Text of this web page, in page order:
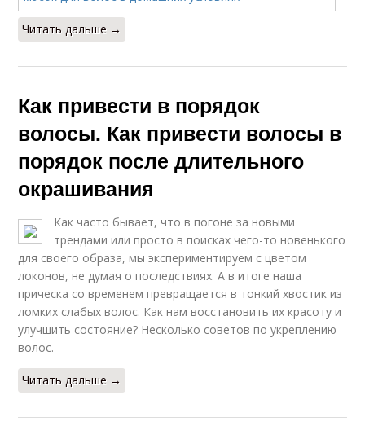
Читать дальше →
Как привести в порядок
волосы. Как привести волосы в
порядок после длительного
окрашивания
Как часто бывает, что в погоне за новыми
трендами или просто в поисках чего-то новенького
для своего образа, мы экспериментируем с цветом
локонов, не думая о последствиях. А в итоге наша
прическа со временем превращается в тонкий хвостик из
ломких слабых волос. Как нам восстановить их красоту и
улучшить состояние? Несколько советов по укреплению
волос.
Читать дальше →